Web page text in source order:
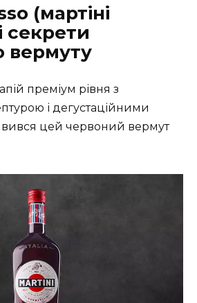
(мартіні
секрети
вермуту
преміум рівня з
і дегустаційними
цей червоний вермут